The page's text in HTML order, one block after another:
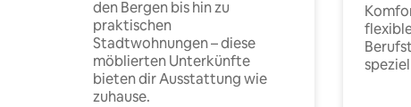
den Bergen bis hin zu
praktischen
Stadtwohnungen – diese
möblierten Unterkünfte
bieten dir Ausstattung wie
zuhause.